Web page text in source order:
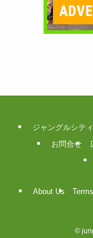
ジャングルシテ
お問合せ
About Us
©